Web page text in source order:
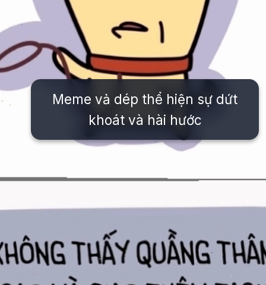
Meme vả dép thể hiện sự dứt
khoát và hài hước